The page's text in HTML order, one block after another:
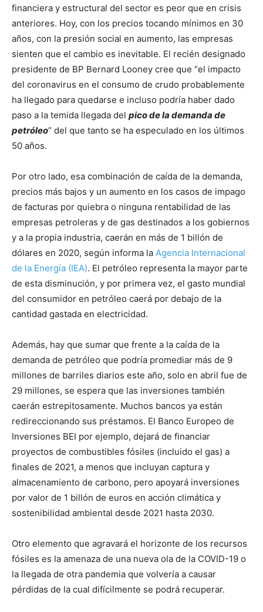
financiera y estructural del sector es peor que en crisis
anteriores. Hoy, con los precios tocando mínimos en 30
años, con la presión social en aumento, las empresas
sienten que el cambio es inevitable. El recién designado
presidente de BP Bernard Looney cree que “el impacto
del coronavirus en el consumo de crudo probablemente
ha llegado para quedarse e incluso podría haber dado
paso a la temida llegada del pico de la demanda de
petróleo” del que tanto se ha especulado en los últimos
50 años.
Por otro lado, esa combinación de caída de la demanda,
precios más bajos y un aumento en los casos de impago
de facturas por quiebra o ninguna rentabilidad de las
empresas petroleras y de gas destinados a los gobiernos
y a la propia industria, caerán en más de 1 billón de
dólares en 2020, según informa la Agencia Internacional
de la Energía (IEA). El petróleo representa la mayor parte
de esta disminución, y por primera vez, el gasto mundial
del consumidor en petróleo caerá por debajo de la
cantidad gastada en electricidad.
Además, hay que sumar que frente a la caída de la
demanda de petróleo que podría promediar más de 9
millones de barriles diarios este año, solo en abril fue de
29 millones, se espera que las inversiones también
caerán estrepitosamente. Muchos bancos ya están
redireccionando sus préstamos. El Banco Europeo de
Inversiones BEI por ejemplo, dejará de financiar
proyectos de combustibles fósiles (incluido el gas) a
finales de 2021, a menos que incluyan captura y
almacenamiento de carbono, pero apoyará inversiones
por valor de 1 billón de euros en acción climática y
sostenibilidad ambiental desde 2021 hasta 2030.
Otro elemento que agravará el horizonte de los recursos
fósiles es la amenaza de una nueva ola de la COVID-19 o
la llegada de otra pandemia que volvería a causar
pérdidas de la cual difícilmente se podrá recuperar.